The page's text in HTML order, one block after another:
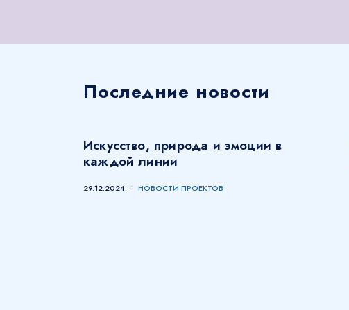
Последние новости
Искусство, природа и эмоции в
каждой линии
29.12.2024 НОВОСТИ ПРОЕКТОВ